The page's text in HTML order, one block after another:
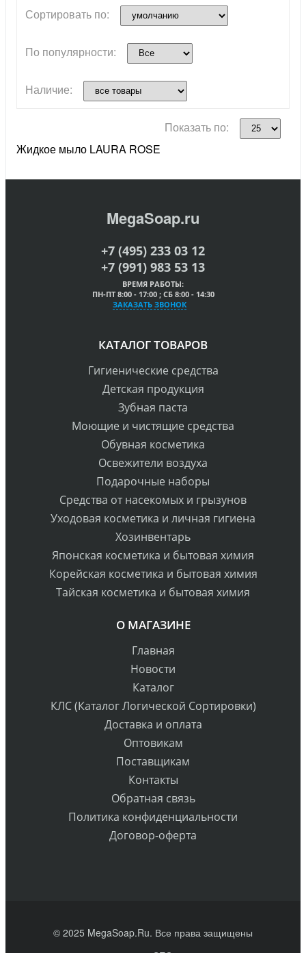
Сортировать по:
По популярности:
Наличие:
Показать по:
Жидкое мыло LAURA ROSE
MegaSoap.ru
+7 (495) 233 03 12
+7 (991) 983 53 13
ВРЕМЯ РАБОТЫ:
ПН-ПТ 8:00 - 17:00 ; СБ 8:00 - 14:30
ЗАКАЗАТЬ ЗВОНОК
КАТАЛОГ ТОВАРОВ
Гигиенические средства
Детская продукция
Зубная паста
Моющие и чистящие средства
Обувная косметика
Освежители воздуха
Подарочные наборы
Средства от насекомых и грызунов
Уходовая косметика и личная гигиена
Хозинвентарь
Японская косметика и бытовая химия
Корейская косметика и бытовая химия
Тайская косметика и бытовая химия
О МАГАЗИНЕ
Главная
Новости
Каталог
КЛС (Каталог Логической Сортировки)
Доставка и оплата
Оптовикам
Поставщикам
Контакты
Обратная связь
Политика конфиденциальности
Договор-оферта
© 2025 MegaSoap.Ru. Все права защищены